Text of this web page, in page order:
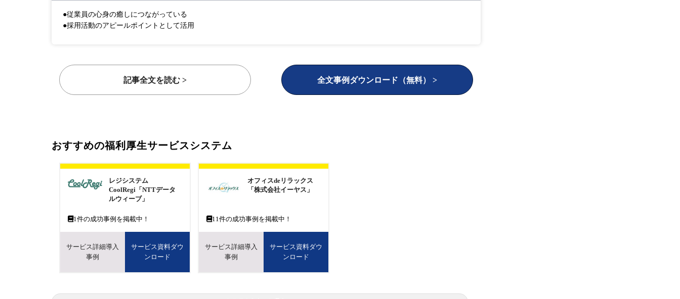
●従業員の心身の癒しにつながっている
●採用活動のアピールポイントとして活用
記事全文を読む > 全文事例ダウンロード（無料） >
おすすめの福利厚生サービスシステム
レジシステム
CoolRegi「NTTデータ
ルウィーブ」
1件の成功事例を掲載中！
サービス詳細導入
事例
サービス資料ダウ
ンロード
オフィスdeリラックス
「株式会社イーヤス」
11件の成功事例を掲載中！
サービス詳細導入
事例
サービス資料ダウ
ンロード